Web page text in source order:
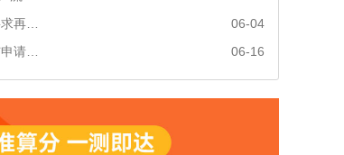
2026版应届生直接落户上海政策，门槛要求再降低！
06-04
2026版上海应届生落户政策发布！条件与申请要求梳理
06-16